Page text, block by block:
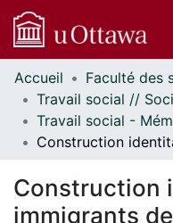
Communautés
et collections
Parcourir
Statistiques
À propos
Accueil
Construction
immigrants